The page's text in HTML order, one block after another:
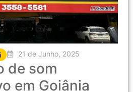
21 de Junho, 2025
de som
em Goiânia